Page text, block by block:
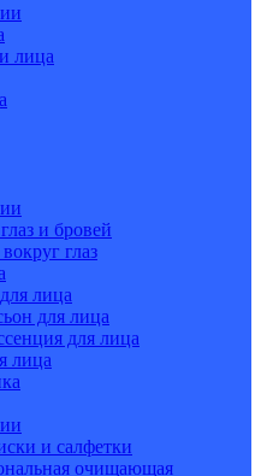
лица
и бровей
глаз
лица
для лица
для лица
лица
и салфетки
очищающая